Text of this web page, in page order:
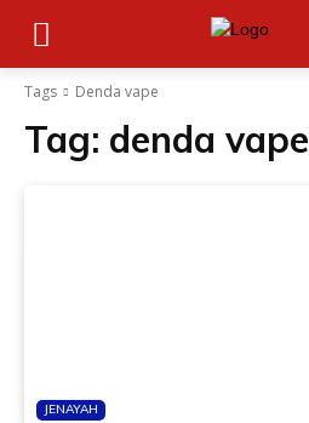
Tags Denda vape
Tag: denda vape
JENAYAH